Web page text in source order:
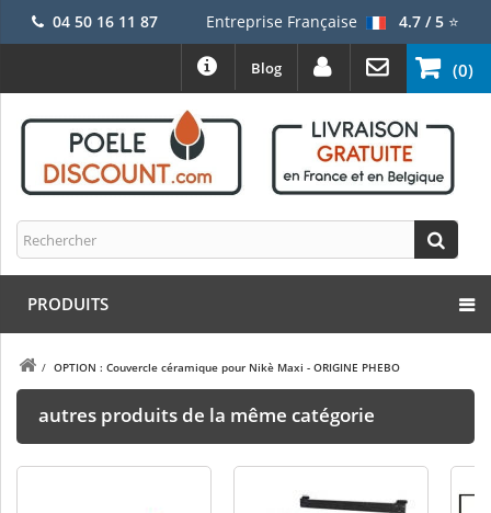
04 50 16 11 87 Entreprise Française 4.7 / 5⭐
(0)
Blog
PRODUITS
/ OPTION : Couvercle céramique pour Nikè Maxi - ORIGINE PHEBO
autres produits de la même catégorie